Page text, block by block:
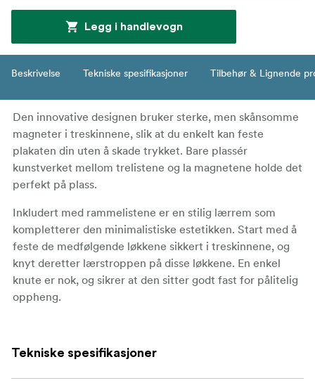
Legg i handlevogn
Beskrivelse Tekniske spesifikasjoner Tilbehør & Lignende
Den innovative designen bruker sterke, men skånsomme
magneter i treskinnene, slik at du enkelt kan feste
plakaten din uten å skade trykket. Bare plassér
kunstverket mellom trelistene og la magnetene holde det
perfekt på plass.
Inkludert med rammelistene er en stilig lærrem som
kompletterer den minimalistiske estetikken. Start med å
feste de medfølgende løkkene sikkert i treskinnene, og
knyt deretter lærstroppen på disse løkkene. En enkel
knute er nok, og sikrer at den sitter godt fast for pålitelig
oppheng.
størrelsen 70x100 cm. Perfekt for alle rom i hjemmet
eller på kontoret, de forvandler veggene dine til et
Tekniske spesifikasjoner